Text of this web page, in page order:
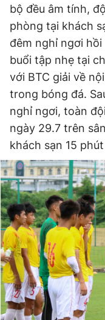
Đọc Thanh Niên
Hotline
0906 645 777
Đặt báo Quảng cáo
Tổng biên tập: Nguyễn
Phó tổng biên tập
Phó tổng biên tập: Lâm
Phó tổng biên tập: Trần
Tổng thư ký tòa soạn:
bộ đều âm tính,
phòng tại khách
đêm nghỉ ngơi hồi
buổi tập nhẹ tại
với BTC giải về
trong bóng đá.
nghỉ ngơi, toàn
ngày 29.7 trên
khách sạn 15